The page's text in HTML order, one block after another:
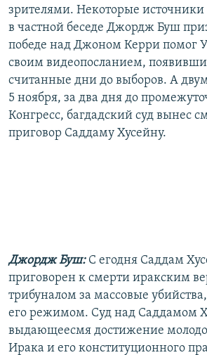
зрителями. Некоторые
в частной беседе Джордж Буш
победе над Джоном Керри помог
своим видеопосланием,
считанные дни до выборов. А
5 ноября, за два дня до
Конгресс, багдадский суд вынес
приговор Саддаму Хусейну.
Джордж Буш: C егодня Саддам
приговорен к смерти иракским
трибуналом за массовые
его режимом. Суд над Саддамом
выдающеесмя достижение
Ирака и его конституционного